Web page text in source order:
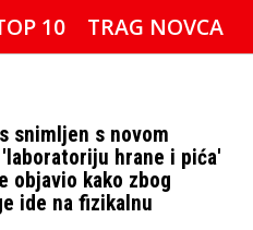
10
TRAG NOVCA
snimljen s novom
hrane i pića'
objavio kako zbog
ide na fizikalnu